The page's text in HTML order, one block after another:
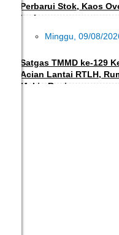
Perbarui Stok, Kaos
Laris
INFO DESA
Minggu, 09/08/
Satgas TMMD ke-129
Acian Lantai RTLH,
Makin Rapi